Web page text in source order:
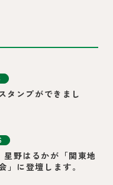
タンプができまし
星野はるかが「関東地
」に登壇します。